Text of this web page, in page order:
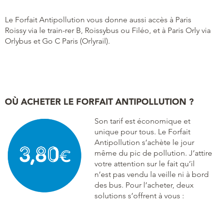
Le Forfait Antipollution vous donne aussi accès à Paris
Roissy via le train-rer B, Roissybus ou Filéo, et à Paris Orly via
Orlybus et Go C Paris (Orlyrail).
OÙ ACHETER LE FORFAIT ANTIPOLLUTION ?
Son tarif est économique et
unique pour tous. Le Forfait
Antipollution s’achète le jour
même du pic de pollution. J’attire
votre attention sur le fait qu’il
n’est pas vendu la veille ni à bord
des bus. Pour l’acheter, deux
solutions s’offrent à vous :